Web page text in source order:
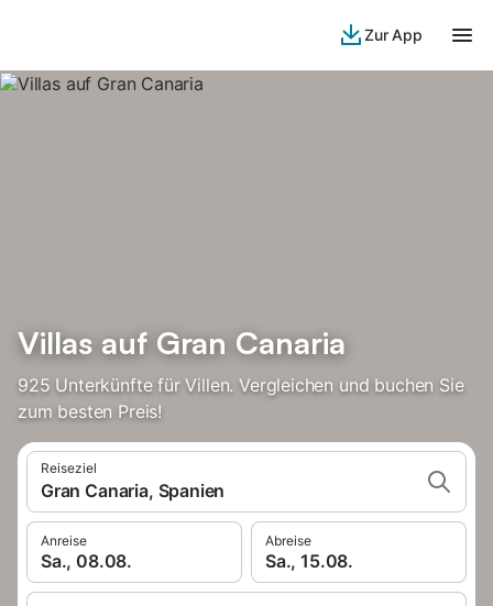
Zur App
Villas auf Gran Canaria
925 Unterkünfte für Villen. Vergleichen und buchen Sie
zum besten Preis!
Reiseziel
Gran Canaria, Spanien
Anreise
Sa., 08.08.
Abreise
Sa., 15.08.